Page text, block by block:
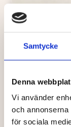
Samtycke
Denna
Vi använder
och
för sociala